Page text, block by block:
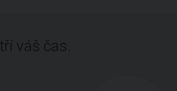
váš čas.